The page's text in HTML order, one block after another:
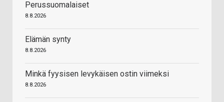
Perussuomalaiset
8.8.2026
Elämän synty
8.8.2026
Minkä fyysisen levykäisen ostin viimeksi
8.8.2026